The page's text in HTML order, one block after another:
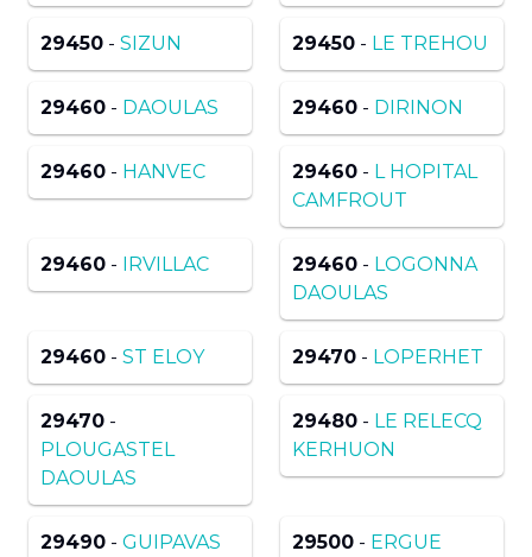
29450 - SIZUN 29450 - LE TREHOU
29460 - DAOULAS 29460 - DIRINON
29460 - HANVEC 29460 - L HOPITAL
CAMFROUT
29460 - IRVILLAC 29460 - LOGONNA
DAOULAS
29460 - ST ELOY 29470 - LOPERHET
29470 -
PLOUGASTEL
DAOULAS
29480 - LE RELECQ
KERHUON
29490 - GUIPAVAS 29500 - ERGUE